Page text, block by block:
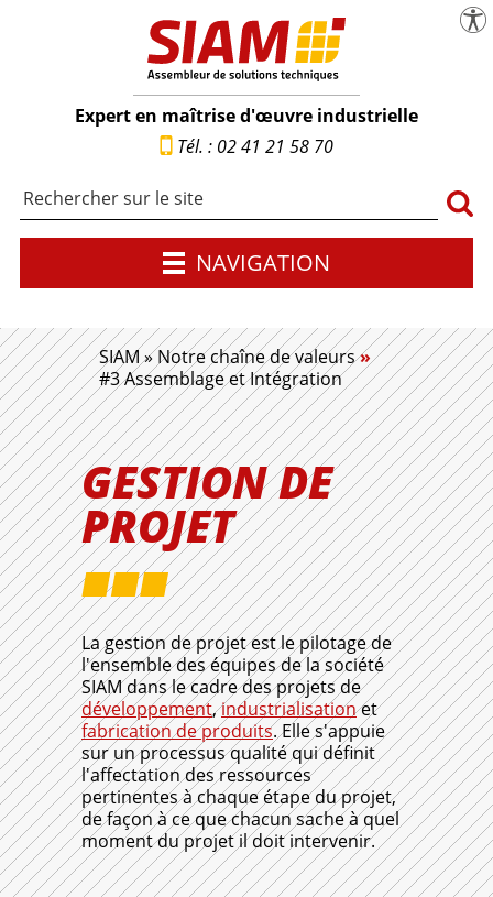
SIAM | Expert en maîtrise d'œuvre
Expert en maîtrise d'œuvre industrielle
Tél. : 02 41 21 58 70
NAVIGATION
SIAM»Notre chaîne de valeurs»
#3 Assemblage et Intégration
GESTION DE
PROJET
La gestion de projet est le pilotage de
l'ensemble des équipes de la société
SIAM dans le cadre des projets de
développement,industrialisationet
fabrication de produits. Elle s'appuie
sur un processus qualité qui définit
l'affectation des ressources
pertinentes à chaque étape du projet,
de façon à ce que chacun sache à quel
moment du projet il doit intervenir.